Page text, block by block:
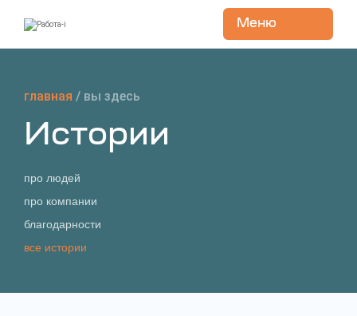
содержанию
Меню
главная / вы здесь
Истории
про людей
про компании
благодарности
все истории